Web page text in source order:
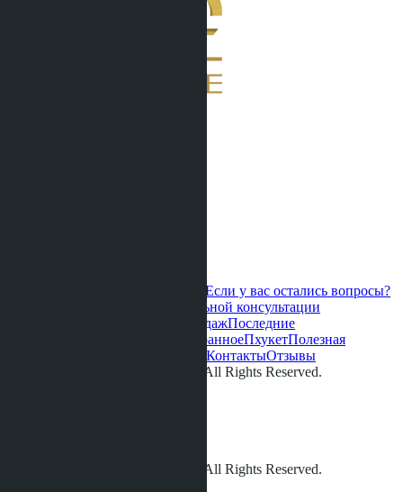
Если у вас остались вопросы?
Свяжитесь с нами для персональной консультации
Старт продажПоследние
ИзбранноеПхукетПолезная
КонтактыОтзывы
© LETO CONDOS 2013 - 2026. All Rights Reserved.
© LETO CONDOS 2013 - 2026. All Rights Reserved.